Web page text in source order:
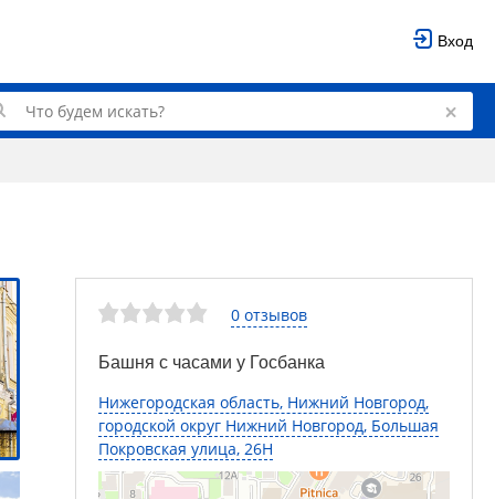
Вход
0 отзывов
Башня с часами у Госбанка
Нижегородская область, Нижний Новгород,
городской округ Нижний Новгород, Большая
Покровская улица, 26Н